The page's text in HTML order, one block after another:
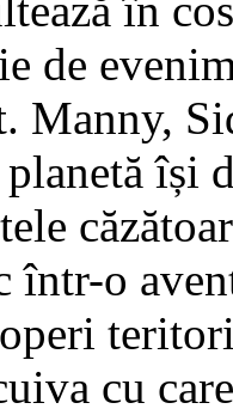
în
de
Manny,
își
într-o
cu